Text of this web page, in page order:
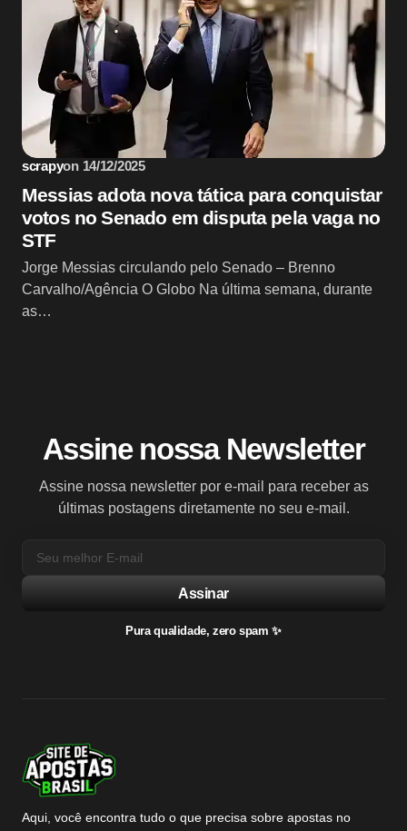
scrapyon 14/12/2025
Messias adota nova tática para conquistar
votos no Senado em disputa pela vaga no
STF
Jorge Messias circulando pelo Senado – Brenno
Carvalho/Agência O Globo Na última semana, durante
as…
Assine nossa Newsletter
Assine nossa newsletter por e-mail para receber as
últimas postagens diretamente no seu e-mail.
Assinar
Pura qualidade, zero spam ✨
Aqui, você encontra tudo o que precisa sobre apostas no